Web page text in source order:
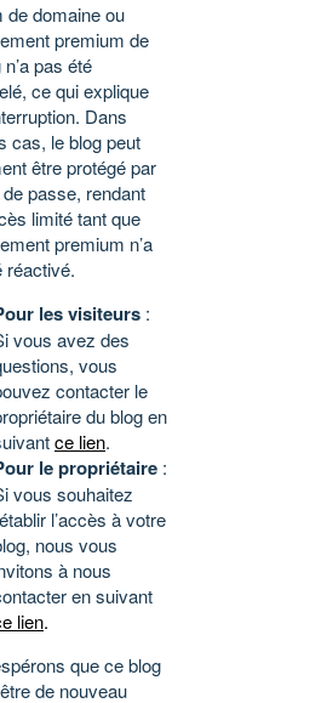
de domaine ou
premium de
pas été
ce qui explique
Dans
cas, le blog peut
être protégé par
passe, rendant
limité tant que
premium n’a
réactivé.
les visiteurs :
vous avez des
vous
contacter le
du blog en
ce lien.
le propriétaire :
vous souhaitez
l’accès à votre
nous vous
à nous
en suivant
lien.
que ce blog
de nouveau